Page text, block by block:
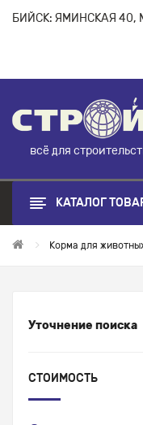
БИЙСК: ЯМИНСКАЯ 40,
всё для
КАТАЛОГ
Корма для
Уточнение поиска
СТОИМОСТЬ